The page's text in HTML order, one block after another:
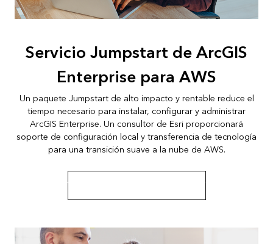
Servicio Jumpstart de ArcGIS
Enterprise para AWS
Un paquete Jumpstart de alto impacto y rentable reduce el
tiempo necesario para instalar, configurar y administrar
ArcGIS Enterprise. Un consultor de Esri proporcionará
soporte de configuración local y transferencia de tecnología
para una transición suave a la nube de AWS.
Ver los paquetes Jumpstart de Esri